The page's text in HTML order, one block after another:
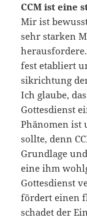
CCM ist eine
Mir ist
sehr star­ken
fest etabliert
sikrichtung
Ich glaube,
Gottesdienst
Phänomen ist
sollte, denn
Grundlage
eine ihm
Gottesdienst
fördert einen
schadet der